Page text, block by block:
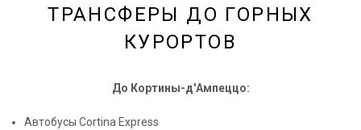
ТРАНСФЕРЫ ДО ГОРНЫХ
КУРОРТОВ
До Кортины-д'Ампеццо:
Автобусы Cortina Express